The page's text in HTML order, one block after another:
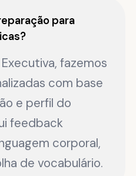
para
fazemos
com base
e perfil do
feedback
corporal,
de vocabulário.